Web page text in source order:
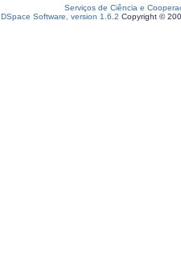
Serviços de Ciência e
DSpace Software, version 1.6.2 Copyright ©